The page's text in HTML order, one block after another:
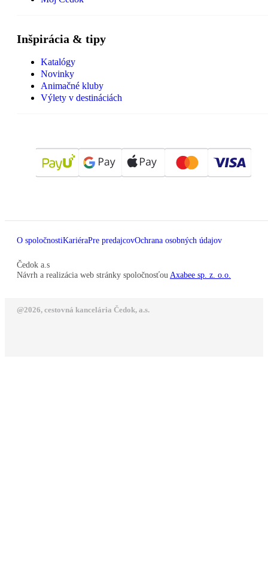
Inšpirácia & tipy
Katalógy
Novinky
Animačné kluby
Výlety v destináciách
O spoločnostiKariéraPre predajcovOchrana osobných údajov
Čedok a.s
Návrh a realizácia web stránky spoločnosťou Axabee sp. z. o.o.
@2026, cestovná kancelária Čedok, a.s.